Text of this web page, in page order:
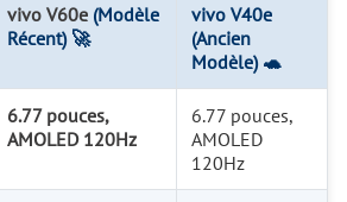
vivo V60e (Modèle
Récent) 🚀
vivo V40e
(Ancien
Modèle) 🐢
6.77 pouces,
AMOLED 120Hz
6.77 pouces,
AMOLED
120Hz